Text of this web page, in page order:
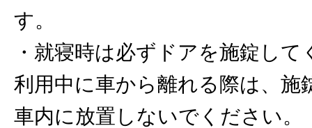
す。
・就寝時は必ずドアを施錠して
利用中に車から離れる際は、施
車内に放置しないでください。